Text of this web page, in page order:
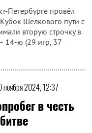
Петербурге провёл
Шёлкового пути с
вторую строчку в
14-ю (29 игр, 37
ноября 2024, 12:37
в честь